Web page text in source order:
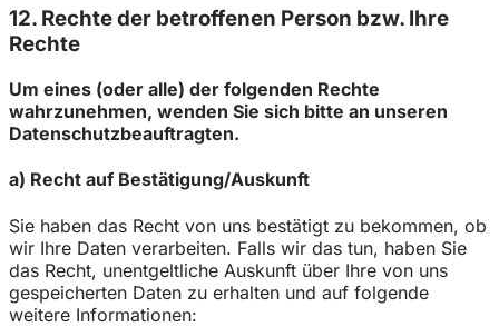
12. Rechte der betroffenen Person bzw. Ihre
Rechte
Um eines (oder alle) der folgenden Rechte
wahrzunehmen, wenden Sie sich bitte an unseren
Datenschutzbeauftragten.
a) Recht auf Bestätigung/Auskunft
Sie haben das Recht von uns bestätigt zu bekommen, ob
wir Ihre Daten verarbeiten. Falls wir das tun, haben Sie
das Recht, unentgeltliche Auskunft über Ihre von uns
gespeicherten Daten zu erhalten und auf folgende
weitere Informationen: